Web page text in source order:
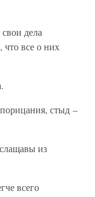
дела
все о них
стыд –
из
всего